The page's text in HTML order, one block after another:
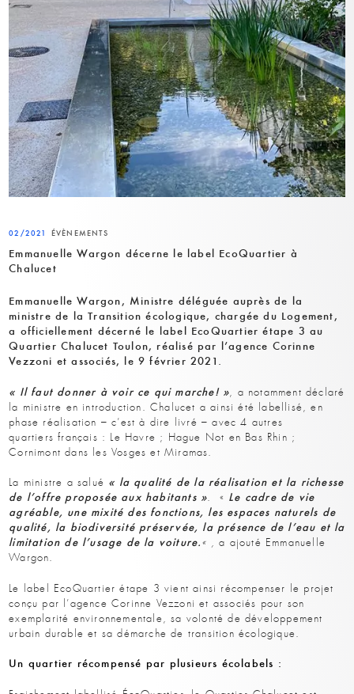
02/2021 ÉVÈNEMENTS
Emmanuelle Wargon décerne le label EcoQuartier à
Chalucet
Emmanuelle Wargon, Ministre déléguée auprès de la
ministre de la Transition écologique, chargée du Logement,
a officiellement décerné le label EcoQuartier étape 3 au
Quartier Chalucet Toulon, réalisé par l’agence Corinne
Vezzoni et associés, le 9 février 2021.
« Il faut donner à voir ce qui marche! », a notamment déclaré
la ministre en introduction. Chalucet a ainsi été labellisé, en
phase réalisation – c’est à dire livré – avec 4 autres
quartiers français : Le Havre ; Hague Not en Bas Rhin ;
Cornimont dans les Vosges et Miramas.
La ministre a salué « la qualité de la réalisation et la richesse
de l’offre proposée aux habitants ». « Le cadre de vie
agréable, une mixité des fonctions, les espaces naturels de
qualité, la biodiversité préservée, la présence de l’eau et la
limitation de l’usage de la voiture.« , a ajouté Emmanuelle
Wargon.
Le label EcoQuartier étape 3 vient ainsi récompenser le projet
conçu par l’agence Corinne Vezzoni et associés pour son
exemplarité environnementale, sa volonté de développement
urbain durable et sa démarche de transition écologique.
Un quartier récompensé par plusieurs écolabels :